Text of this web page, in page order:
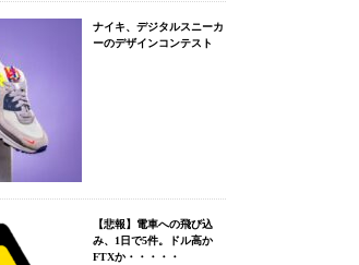
ナイキ、デジタルスニーカ
ーのデザインコンテスト
【悲報】電車への飛び込
み、1日で5件。ドル高か
FTXか・・・・・